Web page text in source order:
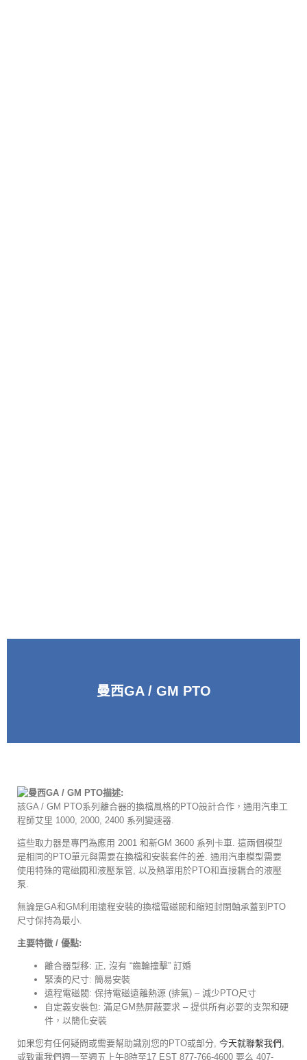
曼西GA / GM PTO
描述:
該GA / GM PTO系列離合器的換檔風格的PTO設計合作，通用汽車工
程師艾里 1000, 2000, 2400 系列變速器.
這些取力器是專門為應用 2001 和新GM 3600 系列卡車. 這兩個模型
是相同的PTO單元與需要在換檔和安裝套件的差. 通用汽車模型需要
使用特殊的電磁閥和液壓泵管, 以及熱罩用於PTO和直接耦合的液壓
泵.
無論是GA和GM利用遠程安裝的換檔電磁閥和縮短封閉軸承蓋到PTO
尺寸保持為最小.
主要特徵 / 優點:
離合器型移: 正, 沒有 “齒輪撞擊” 訂婚
緊湊的尺寸: 簡易安裝
遠程電磁閥: 保持電磁遠離熱源 (排氣) – 減少PTO尺寸
自定義安裝包: 滿足GM熱屏蔽要求 – 提供所有必要的支架和硬
件，以簡化安裝
如果您有任何疑問或需要幫助識別您的PTO或部分, 今天就聯繫我們,
或致電我們週一至週五上午8時至17 EST 877-766-4600 要么 407-